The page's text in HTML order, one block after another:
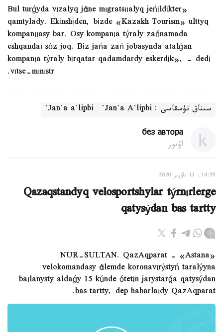
«Bul turǵyda vızalyq jáne mıgratsııalyq jeńіldіkter
qamtylady. Ekіnshіden, bіzde «Kazakh Tourism» ulttyq
kompanııasy bar. Osy kompanıa týraly zańnamada
eshqandaı sóz joq. Bіz jańa zań jobasynda atalǵan
kompanıa týraly bіrqatar qadamdardy eskerdіk», - dedі
vıtse-mınıstr.
سىناق نۇسقاسى : Jan`a A`lipbi` Jan`a a`lipbi`
без автора
اۆتور
14:59, 11 ناۋرىز 2020
Qazaqstandyq velosportshylar týrnırlerge
qatysýdan bas tartty
NUR-SULTAN. QazAqparat - «Astana»
velokomandasy álemde koronavırýstyń taralýyna
baılanysty aldaǵy 15 kúnde ótetіn jarystarǵa qatysýdan
bas tartty, dep habarlaıdy QazAqparat.